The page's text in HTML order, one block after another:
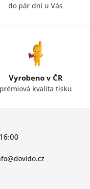
do pár dní u Vás
Vyrobeno v ČR
prémiová kvalita tisku